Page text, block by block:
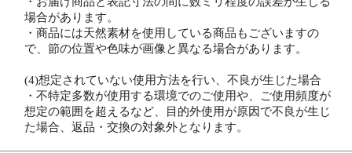
場合があります。
・商品には天然素材を使用している商品もございますの
で、節の位置や色味が画像と異なる場合があります。
(4)想定されていない使用方法を行い、不良が生じた場合
・不特定多数が使用する環境でのご使用や、ご使用頻度が
想定の範囲を超えるなど、目的外使用が原因で不良が生じ
た場合、返品・交換の対象外となります。